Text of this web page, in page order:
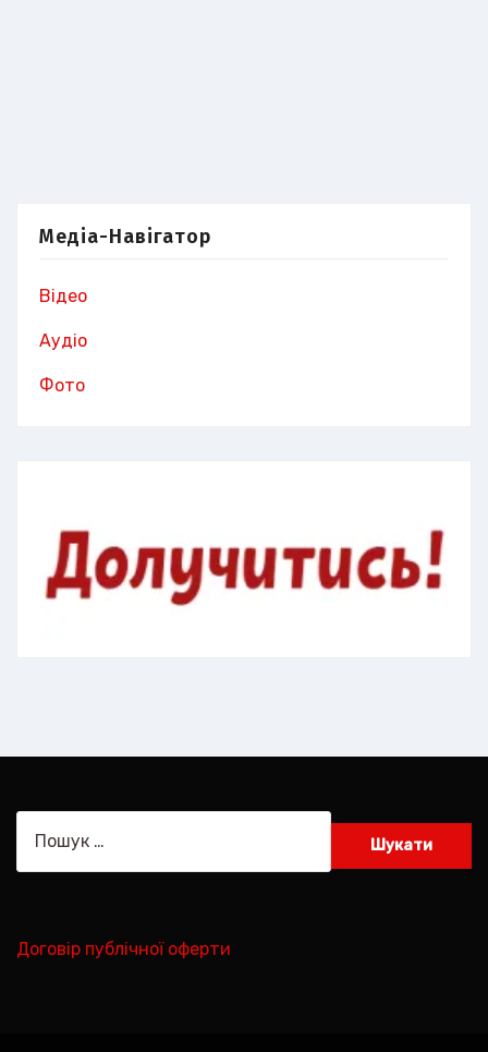
Медіа-Навігатор
Відео
Аудіо
Фото
Договір публічної оферти